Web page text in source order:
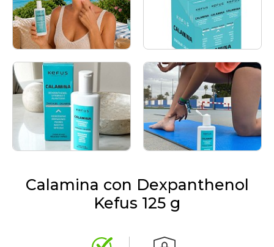
Calamina con Dexpanthenol
Kefus 125 g